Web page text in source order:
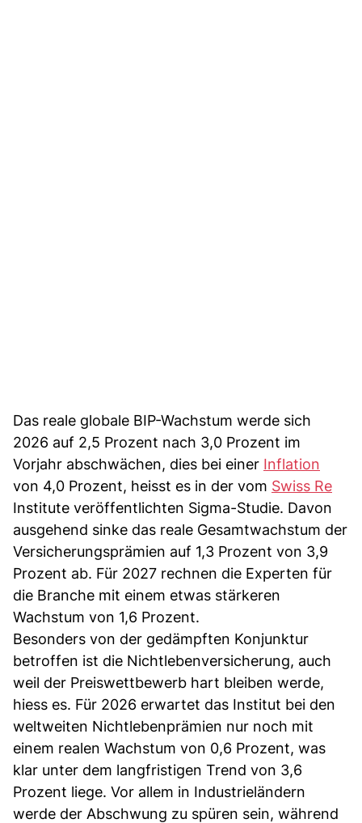
Das reale globale BIP-Wachstum werde sich
2026 auf 2,5 Prozent nach 3,0 Prozent im
Vorjahr abschwächen, dies bei einer Inflation
von 4,0 Prozent, heisst es in der vom Swiss Re
Institute veröffentlichten Sigma-Studie. Davon
ausgehend sinke das reale Gesamtwachstum der
Versicherungsprämien auf 1,3 Prozent von 3,9
Prozent ab. Für 2027 rechnen die Experten für
die Branche mit einem etwas stärkeren
Wachstum von 1,6 Prozent.
Besonders von der gedämpften Konjunktur
betroffen ist die Nichtlebenversicherung, auch
weil der Preiswettbewerb hart bleiben werde,
hiess es. Für 2026 erwartet das Institut bei den
weltweiten Nichtlebenprämien nur noch mit
einem realen Wachstum von 0,6 Prozent, was
klar unter dem langfristigen Trend von 3,6
Prozent liege. Vor allem in Industrieländern
werde der Abschwung zu spüren sein, während